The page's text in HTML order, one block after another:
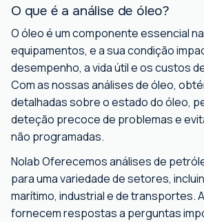
O que é a análise de óleo?
O óleo é um componente essencial
equipamentos, e a sua condição
desempenho, a vida útil e os custos
Com as nossas análises de óleo,
detalhadas sobre o estado do óleo,
deteção precoce de problemas e
não programadas.
Nolab Oferecemos análises de
para uma variedade de setores,
marítimo, industrial e de transportes.
fornecem respostas a perguntas